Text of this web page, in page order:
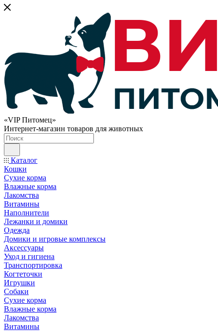
«VIP Питомец»
Интернет-магазин товаров для животных
Каталог
Кошки
Сухие корма
Влажные корма
Лакомства
Витамины
Наполнители
Лежанки и домики
Одежда
Домики и игровые комплексы
Аксессуары
Уход и гигиена
Транспортировка
Когтеточки
Игрушки
Собаки
Сухие корма
Влажные корма
Лакомства
Витамины